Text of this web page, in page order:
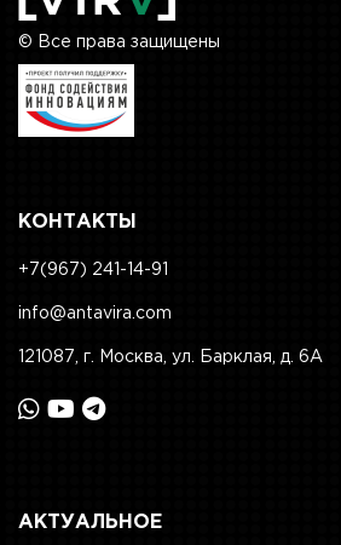
© Все права защищены
КОНТАКТЫ
+7(967) 241-14-91
info@antavira.com
121087, г. Москва, ул. Барклая, д. 6А
АКТУАЛЬНОЕ